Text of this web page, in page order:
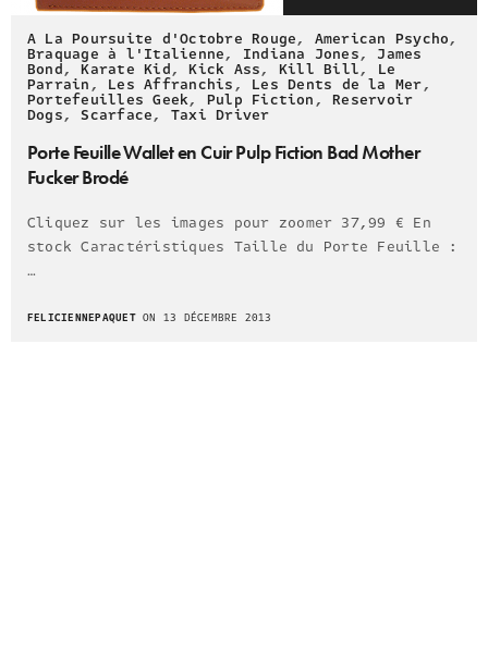
A La Poursuite d'Octobre Rouge, American Psycho,
Braquage à l'Italienne, Indiana Jones, James
Bond,Karate Kid,Kick Ass, Kill Bill, Le
Parrain, Les Affranchis, Les Dents de la Mer,
Portefeuilles Geek, Pulp Fiction,Reservoir
Dogs,Scarface, Taxi Driver
Porte Feuille Wallet en Cuir Pulp Fiction Bad Mother
Fucker Brodé
Cliquez sur les images pour zoomer 37,99 € En
stock Caractéristiques Taille du Porte Feuille :
…
FELICIENNEPAQUETON 13 DÉCEMBRE 2013